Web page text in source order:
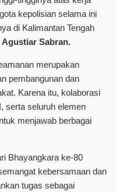
kepolisian selama ini
di Kalimantan Tengah
Agustiar Sabran.
merupakan
pembangunan dan
Karena itu, kolaborasi
serta seluruh elemen
menjawab berbagai
Bhayangkara ke-80
kebersamaan dan
tugas sebagai